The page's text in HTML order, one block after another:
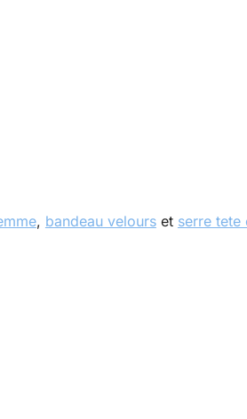
, bandeau velourset serre tete